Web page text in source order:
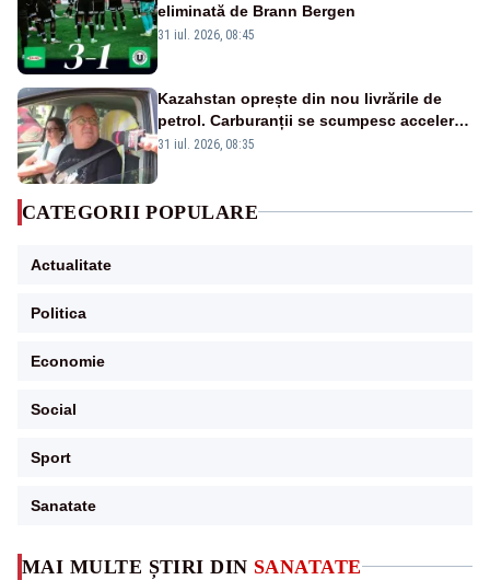
MAI MULTE ȘTIRI DIN SANATATE
eliminată de Brann Bergen
31 iul. 2026, 08:45
Kazahstan oprește din nou livrările de
petrol. Carburanții se scumpesc accelerat,
iar românii plătesc nota de plată
31 iul. 2026, 08:35
CATEGORII POPULARE
Actualitate
Politica
Economie
Social
Sport
Sanatate